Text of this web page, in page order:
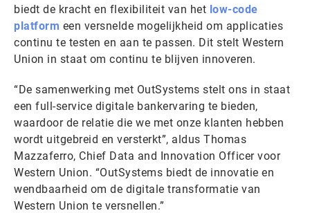
biedt de kracht en flexibiliteit van het low-code
platform een versnelde mogelijkheid om applicaties
continu te testen en aan te passen. Dit stelt Western
Union in staat om continu te blijven innoveren.
“De samenwerking met OutSystems stelt ons in staat
een full-service digitale bankervaring te bieden,
waardoor de relatie die we met onze klanten hebben
wordt uitgebreid en versterkt”, aldus Thomas
Mazzaferro, Chief Data and Innovation Officer voor
Western Union. “OutSystems biedt de innovatie en
wendbaarheid om de digitale transformatie van
Western Union te versnellen.”